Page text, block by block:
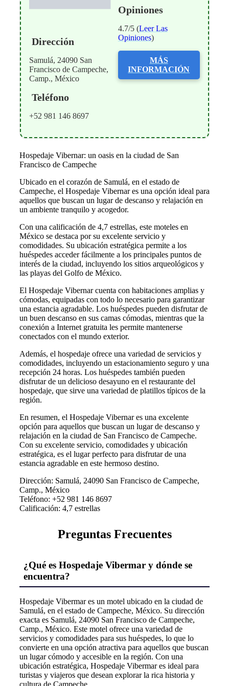
Dirección
Samulá, 24090 San
Francisco de Campeche,
Camp., México
Teléfono
+52 981 146 8697
Opiniones
4.7/5 (Leer Las
Opiniones)
MÁS
INFORMACIÓN
Hospedaje Vibernar: un oasis en la ciudad de San
Francisco de Campeche
Ubicado en el corazón de Samulá, en el estado de
Campeche, el Hospedaje Vibernar es una opción ideal para
aquellos que buscan un lugar de descanso y relajación en
un ambiente tranquilo y acogedor.
Con una calificación de 4,7 estrellas, este moteles en
México se destaca por su excelente servicio y
comodidades. Su ubicación estratégica permite a los
huéspedes acceder fácilmente a los principales puntos de
interés de la ciudad, incluyendo los sitios arqueológicos y
las playas del Golfo de México.
El Hospedaje Vibernar cuenta con habitaciones amplias y
cómodas, equipadas con todo lo necesario para garantizar
una estancia agradable. Los huéspedes pueden disfrutar de
un buen descanso en sus camas cómodas, mientras que la
conexión a Internet gratuita les permite mantenerse
conectados con el mundo exterior.
Además, el hospedaje ofrece una variedad de servicios y
comodidades, incluyendo un estacionamiento seguro y una
recepción 24 horas. Los huéspedes también pueden
disfrutar de un delicioso desayuno en el restaurante del
hospedaje, que sirve una variedad de platillos típicos de la
región.
En resumen, el Hospedaje Vibernar es una excelente
opción para aquellos que buscan un lugar de descanso y
relajación en la ciudad de San Francisco de Campeche.
Con su excelente servicio, comodidades y ubicación
estratégica, es el lugar perfecto para disfrutar de una
estancia agradable en este hermoso destino.
Dirección: Samulá, 24090 San Francisco de Campeche,
Camp., México
Teléfono: +52 981 146 8697
Calificación: 4,7 estrellas
Preguntas Frecuentes
¿Qué es Hospedaje Vibermar y dónde se
encuentra?
Hospedaje Vibermar es un motel ubicado en la ciudad de
Samulá, en el estado de Campeche, México. Su dirección
exacta es Samulá, 24090 San Francisco de Campeche,
Camp., México. Este motel ofrece una variedad de
servicios y comodidades para sus huéspedes, lo que lo
convierte en una opción atractiva para aquellos que buscan
un lugar cómodo y accesible en la región. Con una
ubicación estratégica, Hospedaje Vibermar es ideal para
turistas y viajeros que desean explorar la rica historia y
cultura de Campeche.